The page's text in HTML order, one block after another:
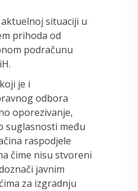
situaciji u
prihoda od
podračunu
je i
odbora
oporezivanje,
suglasnosti među
raspodjele
čime nisu stvoreni
javnim
za izgradnju